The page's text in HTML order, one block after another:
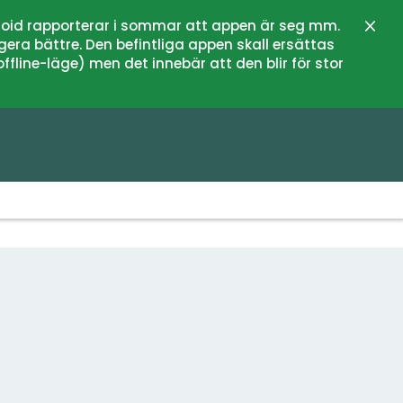
rapporterar i sommar att appen är seg mm.
bättre. Den befintliga appen skall ersättas
läge) men det innebär att den blir för stor